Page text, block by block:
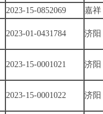
2023-15-0852069 嘉祥
2023-01-0431784 济阳
2023-15-0001021 济阳
2023-15-0001022 济阳